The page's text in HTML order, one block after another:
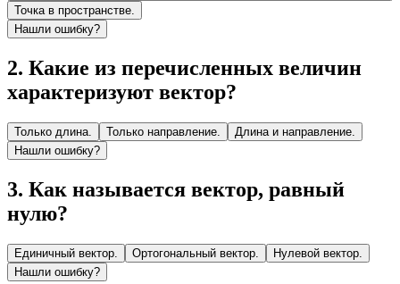
Точка в пространстве.
Нашли ошибку?
2. Какие из перечисленных величин
характеризуют вектор?
Только длина. Только направление.
Длина и направление.
Нашли ошибку?
3. Как называется вектор, равный
нулю?
Единичный вектор. Ортогональный вектор.
Нулевой вектор.
Нашли ошибку?